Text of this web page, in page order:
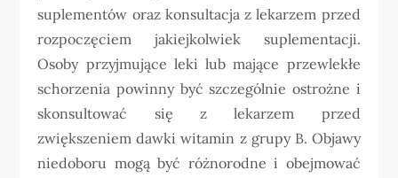
suplementów oraz konsultacja z lekarzem przed
rozpoczęciem jakiejkolwiek suplementacji.
Osoby przyjmujące leki lub mające przewlekłe
schorzenia powinny być szczególnie ostrożne i
skonsultować się z lekarzem przed
zwiększeniem dawki witamin z grupy B. Objawy
niedoboru mogą być różnorodne i obejmować